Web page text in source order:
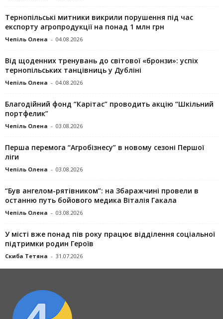
Тернопільські митники викрили порушення під час
експорту агропродукції на понад 1 млн грн
Чепіль Олена - 04.08.2026
Від щоденних тренувань до світової «бронзи»: успіх
тернопільських танцівниць у Дубліні
Чепіль Олена - 04.08.2026
Благодійний фонд “Карітас” проводить акцію “Шкільний
портфелик”
Чепіль Олена - 03.08.2026
Перша перемога “Агробізнесу” в новому сезоні Першої
ліги
Чепіль Олена - 03.08.2026
“Був ангелом-рятівником”: на Збаражчині провели в
останню путь бойового медика Віталія Гакала
Чепіль Олена - 03.08.2026
У місті вже понад пів року працює відділення соціальної
підтримки родин Героїв
Скиба Тетяна - 31.07.2026